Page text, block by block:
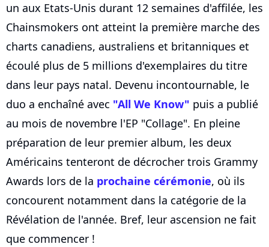
un aux Etats-Unis durant 12 semaines d'affilée, les
Chainsmokers ont atteint la première marche des
charts canadiens, australiens et britanniques et
écoulé plus de 5 millions d'exemplaires du titre
dans leur pays natal. Devenu incontournable, le
duo a enchaîné avec "All We Know" puis a publié
au mois de novembre l'EP "Collage". En pleine
préparation de leur premier album, les deux
Américains tenteront de décrocher trois Grammy
Awards lors de la prochaine cérémonie, où ils
concourent notamment dans la catégorie de la
Révélation de l'année. Bref, leur ascension ne fait
que commencer !